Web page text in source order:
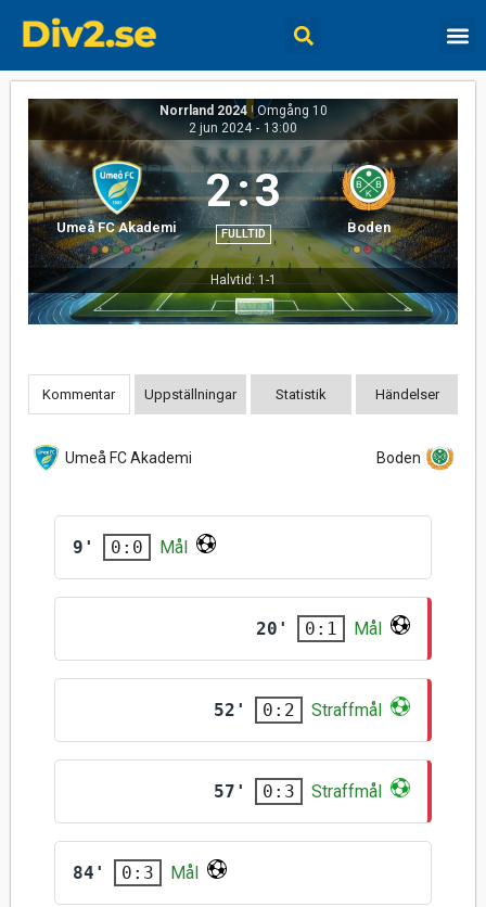
Norrland 2024 | Omgång 10
2 jun 2024 - 13:00
Umeå FC Akademi
2:3
FULLTID Boden
Halvtid: 1-1
Kommentar Uppställningar Statistik Händelser
Umeå FC Akademi Boden
9' 0:0 Mål
20' 0:1 Mål
52' 0:2 Straffmål
57' 0:3 Straffmål
84' 0:3 Mål